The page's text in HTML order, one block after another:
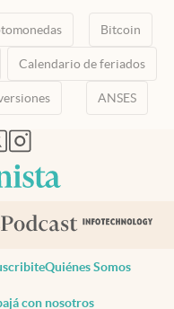
Bitcoin
Calendario de feriados
ANSES
pestaña
nueva pestaña
en nueva pestaña
abre en nueva pestaña
abre en nueva pestaña
Quiénes Somos
con nosotros